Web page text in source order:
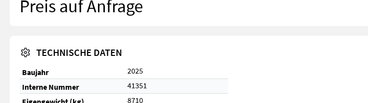
Preis auf Anfrage
TECHNISCHE DATEN
Baujahr
2025
Interne Nummer
41351
8710